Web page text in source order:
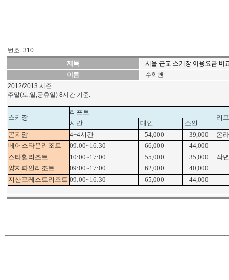
번호: 310
제목
서울 근교 스키장 이용요금 비
이름
수학맨
2012/2013 시즌.
주말(토,일,공휴일) 8시간 기준.
스키장
리프트
리
시간 대인
소인
곤지암
4+4시간 54,000 39,000
온
베어스타운리조트
09:00~16:30 66,000
44,000
스타힐리조트
10:00~17:00 55,000 35,000
작
양지파인리조트
09:00~17:00 62,000
40,000
지산포레스트리조트 09:00~16:30 65,000 44,000